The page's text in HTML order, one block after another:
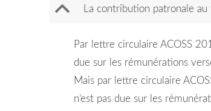
B La contribution patronale
Par lettre circulaire ACOSS
due sur les rémunérations
Mais par lettre circulaire
n’est pas due sur les